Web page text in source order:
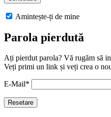
Amintește-ți de mine
Parola pierdută
Ați pierdut parola? Vă rugăm să
Veți primi un link și veți crea o
E-Mail*